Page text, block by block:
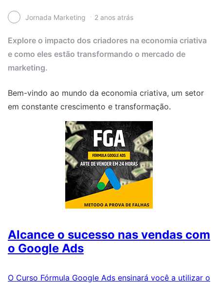
Jornada Marketing 2 anos atrás
Explore o impacto dos criadores na economia criativa
e como eles estão transformando o mercado de
marketing.
Bem-vindo ao mundo da economia criativa, um setor
em constante crescimento e transformação.
Alcance o sucesso nas vendas com
o Google Ads
O Curso Fórmula Google Ads ensinará você a utilizar o